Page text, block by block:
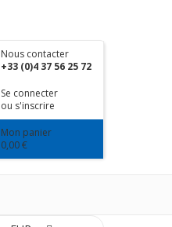
Nous contacter
+33 (0)4 37 56 25 72
Se connecter
ou s'inscrire
Mon panier
0,00 €